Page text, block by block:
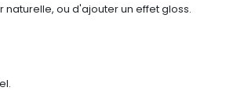
ou d'ajouter un effet gloss.